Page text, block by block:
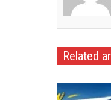
Related